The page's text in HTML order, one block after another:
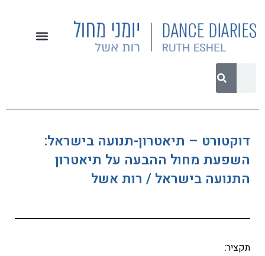
דוקטורט – תיאטרון-תנועה בישראל:
השפעת מחול ההבעה על תיאטרון
התנועה בישראל / רות אשל
תקציר: